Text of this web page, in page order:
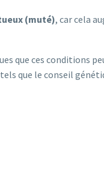
(muté), car cela
que ces conditions
que le conseil